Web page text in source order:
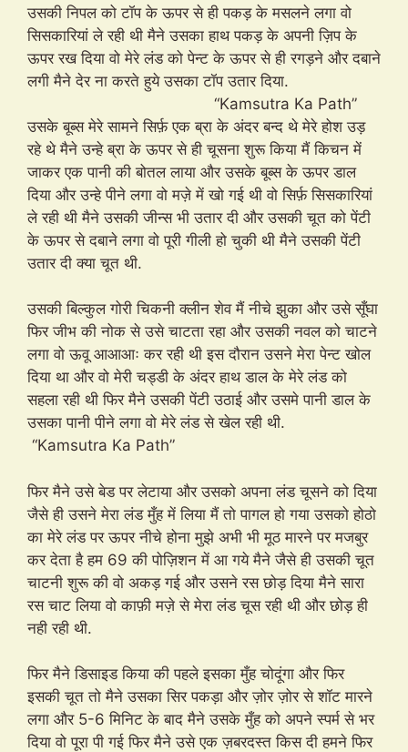
उसकी निपल को टॉप के ऊपर से ही पकड़ के मसलने लगा वो
सिसकारियां ले रही थी मैने उसका हाथ पकड़ के अपनी ज़िप के
ऊपर रख दिया वो मेरे लंड को पेन्ट के ऊपर से ही रगड़ने और दबाने
लगी मैने देर ना करते हुये उसका टॉप उतार दिया.
“Kamsutra Ka Path”
उसके बूब्स मेरे सामने सिर्फ़ एक ब्रा के अंदर बन्द थे मेरे होश उड़
रहे थे मैने उन्हे ब्रा के ऊपर से ही चूसना शुरू किया मैं किचन में
जाकर एक पानी की बोतल लाया और उसके बूब्स के ऊपर डाल
दिया और उन्हे पीने लगा वो मज़े में खो गई थी वो सिर्फ़ सिसकारियां
ले रही थी मैने उसकी जीन्स भी उतार दी और उसकी चूत को पेंटी
के ऊपर से दबाने लगा वो पूरी गीली हो चुकी थी मैने उसकी पेंटी
उतार दी क्या चूत थी.
उसकी बिल्कुल गोरी चिकनी क्लीन शेव मैं नीचे झुका और उसे सूँघा
फिर जीभ की नोक से उसे चाटता रहा और उसकी नवल को चाटने
लगा वो ऊवू आआआः कर रही थी इस दौरान उसने मेरा पेन्ट खोल
दिया था और वो मेरी चड्डी के अंदर हाथ डाल के मेरे लंड को
सहला रही थी फिर मैने उसकी पेंटी उठाई और उसमे पानी डाल के
उसका पानी पीने लगा वो मेरे लंड से खेल रही थी.
“Kamsutra Ka Path”
फिर मैने उसे बेड पर लेटाया और उसको अपना लंड चूसने को दिया
जैसे ही उसने मेरा लंड मुँह में लिया मैं तो पागल हो गया उसको होठो
का मेरे लंड पर ऊपर नीचे होना मुझे अभी भी मूठ मारने पर मजबुर
कर देता है हम 69 की पोज़िशन में आ गये मैने जैसे ही उसकी चूत
चाटनी शुरू की वो अकड़ गई और उसने रस छोड़ दिया मैने सारा
रस चाट लिया वो काफ़ी मज़े से मेरा लंड चूस रही थी और छोड़ ही
नही रही थी.
फिर मैने डिसाइड किया की पहले इसका मुँह चोदूंगा और फिर
इसकी चूत तो मैने उसका सिर पकड़ा और ज़ोर ज़ोर से शॉट मारने
लगा और 5-6 मिनिट के बाद मैने उसके मुँह को अपने स्पर्म से भर
दिया वो पूरा पी गई फिर मैने उसे एक ज़बरदस्त किस दी हमने फिर